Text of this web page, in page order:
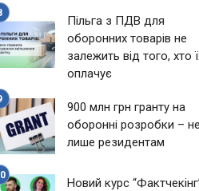
Пільга з ПДВ для
оборонних товарів не
залежить від того, хто
оплачує
900 млн грн гранту на
оборонні розробки – не
лише резидентам
Новий курс